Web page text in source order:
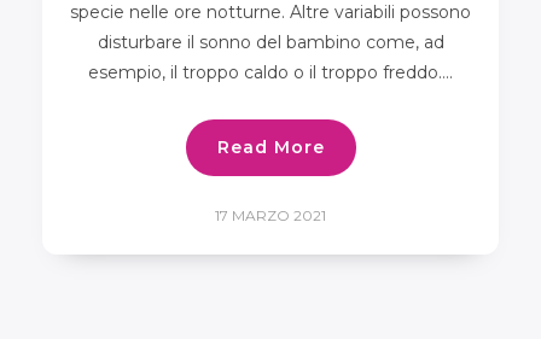
specie nelle ore notturne. Altre variabili possono
disturbare il sonno del bambino come, ad
esempio, il troppo caldo o il troppo freddo….
Read More
17 MARZO 2021